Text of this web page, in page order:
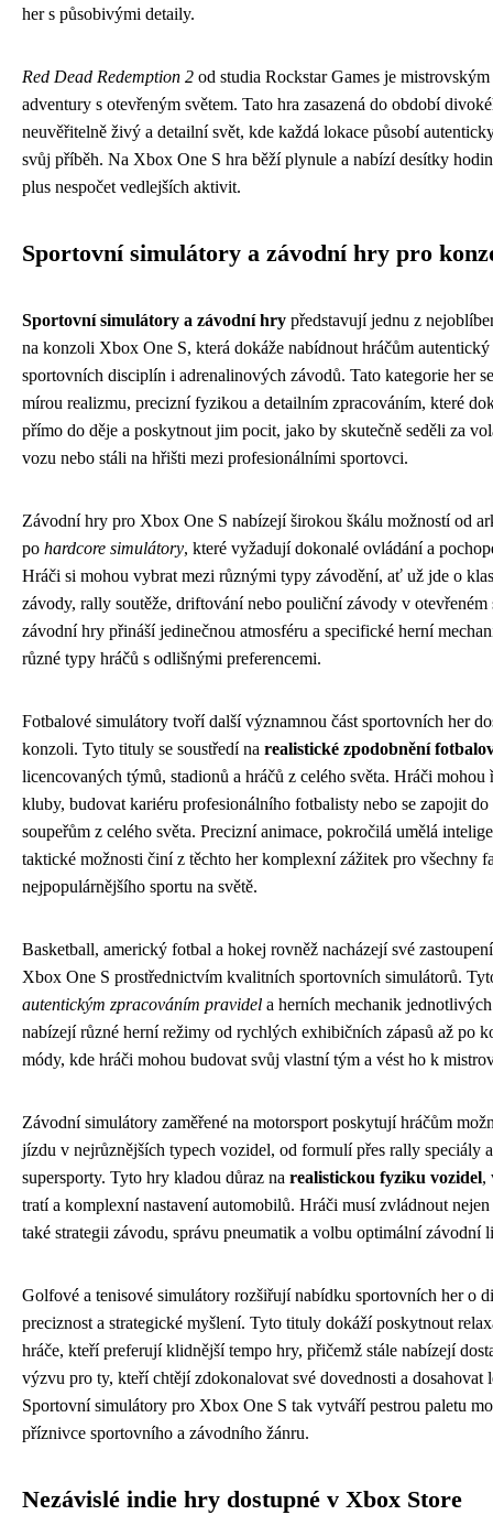
her s působivými detaily.
Red Dead Redemption 2 od studia Rockstar Games je
adventury s otevřeným světem. Tato hra zasazená do období
neuvěřitelně živý a detailní svět, kde každá lokace působí
svůj příběh. Na Xbox One S hra běží plynule a nabízí desítky
plus nespočet vedlejších aktivit.
Sportovní simulátory a závodní hry pro
Sportovní simulátory a závodní hry představují jednu z
na konzoli Xbox One S, která dokáže nabídnout hráčům
sportovních disciplín i adrenalinových závodů. Tato kategorie her
mírou realizmu, precizní fyzikou a detailním zpracováním, které
přímo do děje a poskytnout jim pocit, jako by skutečně seděli za
vozu nebo stáli na hřišti mezi profesionálními sportovci.
Závodní hry pro Xbox One S nabízejí širokou škálu možností od
po hardcore simulátory, které vyžadují dokonalé ovládání a
Hráči si mohou vybrat mezi různými typy závodění, ať už jde o
závody, rally soutěže, driftování nebo pouliční závody v
závodní hry přináší jedinečnou atmosféru a specifické herní
různé typy hráčů s odlišnými preferencemi.
Fotbalové simulátory tvoří další významnou část sportovních her
konzoli. Tyto tituly se soustředí na realistické zpodobnění
licencovaných týmů, stadionů a hráčů z celého světa. Hráči mohou
kluby, budovat kariéru profesionálního fotbalisty nebo se zapojit
soupeřům z celého světa. Precizní animace, pokročilá umělá
taktické možnosti činí z těchto her komplexní zážitek pro všechny
nejpopulárnějšího sportu na světě.
Basketball, americký fotbal a hokej rovněž nacházejí své
Xbox One S prostřednictvím kvalitních sportovních simulátorů.
autentickým zpracováním pravidel a herních mechanik
nabízejí různé herní režimy od rychlých exhibičních zápasů až po
módy, kde hráči mohou budovat svůj vlastní tým a vést ho k
Závodní simulátory zaměřené na motorsport poskytují hráčům
jízdu v nejrůznějších typech vozidel, od formulí přes rally speciály
supersporty. Tyto hry kladou důraz na realistickou fyziku vozidel,
tratí a komplexní nastavení automobilů. Hráči musí zvládnout
také strategii závodu, správu pneumatik a volbu optimální závodní
Golfové a tenisové simulátory rozšiřují nabídku sportovních her o
preciznost a strategické myšlení. Tyto tituly dokáží poskytnout
hráče, kteří preferují klidnější tempo hry, přičemž stále nabízejí
výzvu pro ty, kteří chtějí zdokonalovat své dovednosti a dosahovat
Sportovní simulátory pro Xbox One S tak vytváří pestrou paletu
příznivce sportovního a závodního žánru.
Nezávislé indie hry dostupné v Xbox Store